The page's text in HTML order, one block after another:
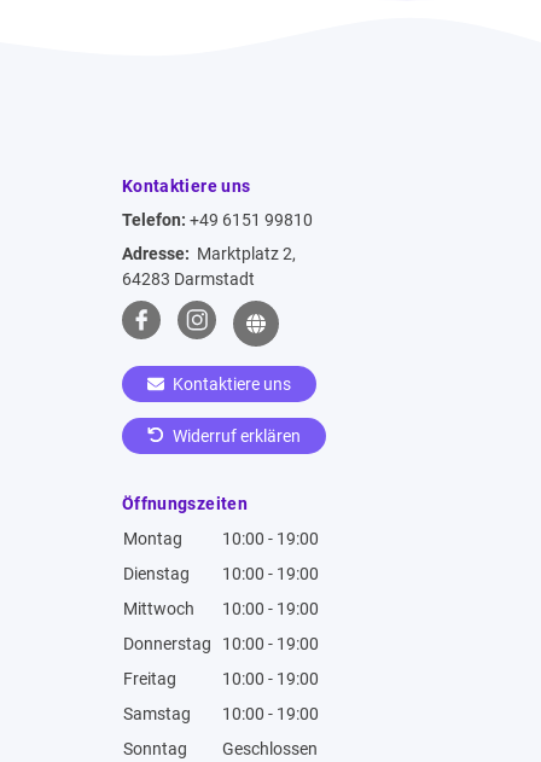
Kontaktiere uns
Telefon: +49 6151 99810
Adresse: Marktplatz 2,
64283 Darmstadt
Kontaktiere uns
Widerruf erklären
Öffnungszeiten
Montag
10:00 - 19:00
Dienstag
10:00 - 19:00
Mittwoch
10:00 - 19:00
Donnerstag
10:00 - 19:00
Freitag
10:00 - 19:00
Samstag
10:00 - 19:00
Sonntag
Geschlossen